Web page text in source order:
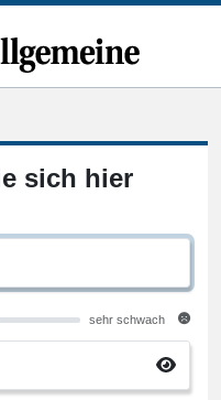
sich hier
sehr schwach